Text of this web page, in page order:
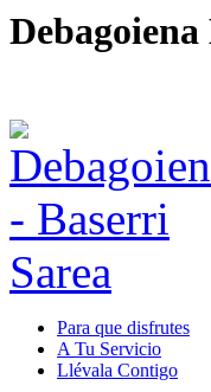
Para que disfrutes
A Tu Servicio
Llévala Contigo